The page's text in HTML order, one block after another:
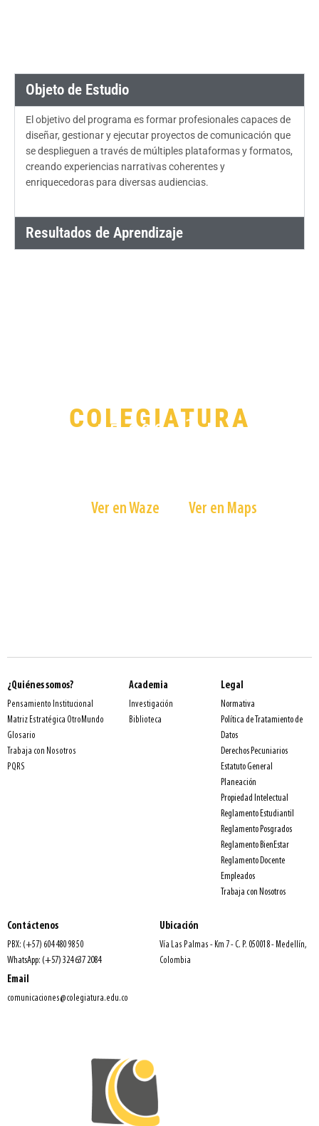
Objeto de Estudio
El objetivo del programa es formar profesionales capaces de
diseñar, gestionar y ejecutar proyectos de comunicación que
se desplieguen a través de múltiples plataformas y formatos,
creando experiencias narrativas coherentes y
enriquecedoras para diversas audiencias.
Resultados de Aprendizaje
COLEGIATURA
55.000m² de
Ver en Waze Ver en Maps
¿Quiénes somos?
Pensamiento Institucional
Matriz Estratégica OtroMundo
Glosario
Trabaja con Nosotros
PQRS
Academia
Investigación
Biblioteca
Legal
Normativa
Política de Tratamiento de
Datos
Derechos Pecuniarios
Estatuto General
Planeación
Propiedad Intelectual
Reglamento Estudiantil
Reglamento Posgrados
Reglamento BienEstar
Reglamento Docente
Empleados
Trabaja con Nosotros
Contáctenos
PBX: (+57) 604 480 98 50
WhatsApp: (+57) 324 637 2084
Email
comunicaciones@colegiatura.edu.co
Ubicación
Vía Las Palmas - Km 7 - C. P. 050018 - Medellín,
Colombia